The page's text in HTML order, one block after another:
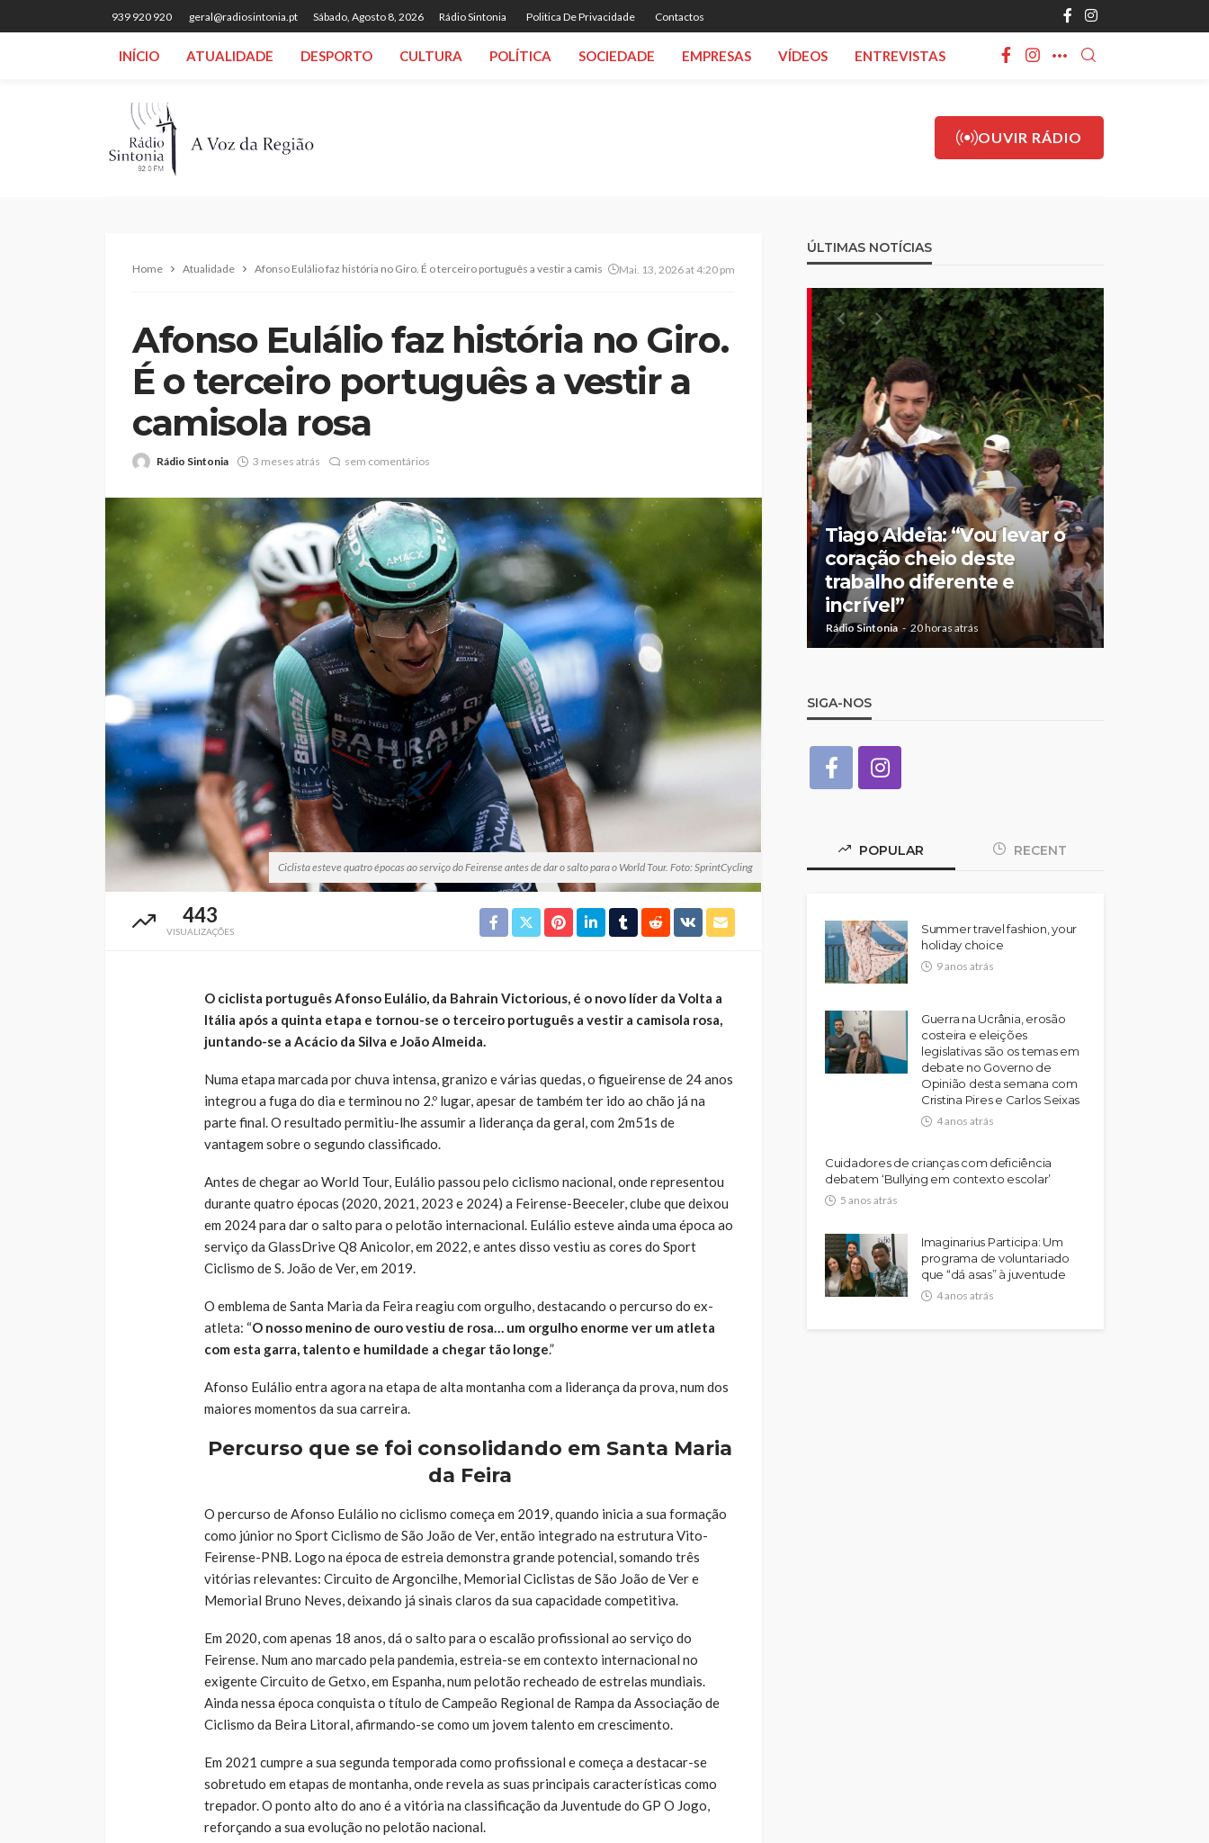
939 920 920 geral@radiosintonia.pt Sábado, Agosto 8, 2026 Rádio Sintonia Politica De Privacidade Contactos
INÍCIO ATUALIDADE DESPORTO CULTURA POLÍTICA SOCIEDADE EMPRESAS VÍDEOS ENTREVISTAS
OUVIR RÁDIO
Home Atualidade Afonso Eulálio faz história no Giro. É o terceiro português a vestir a camisola rosaMai. 13, 2026 at 4:20 pm
Afonso Eulálio faz história no Giro.
É o terceiro português a vestir a
camisola rosa
Rádio Sintonia 3 meses atrás sem comentários
Ciclista esteve quatro épocas ao serviço do Feirense antes de dar o salto para o World Tour. Foto: SprintCycling
443
VISUALIZAÇÕES
O ciclista português Afonso Eulálio, da Bahrain Victorious, é o novo líder da Volta a
Itália após a quinta etapa e tornou-se o terceiro português a vestir a camisola rosa,
juntando-se a Acácio da Silva e João Almeida.
Numa etapa marcada por chuva intensa, granizo e várias quedas, o figueirense de 24 anos
integrou a fuga do dia e terminou no 2.º lugar, apesar de também ter ido ao chão já na
parte final. O resultado permitiu-lhe assumir a liderança da geral, com 2m51s de
vantagem sobre o segundo classificado.
Antes de chegar ao World Tour, Eulálio passou pelo ciclismo nacional, onde representou
durante quatro épocas (2020, 2021, 2023 e 2024) a Feirense-Beeceler, clube que deixou
em 2024 para dar o salto para o pelotão internacional. Eulálio esteve ainda uma época ao
serviço da GlassDrive Q8 Anicolor, em 2022, e antes disso vestiu as cores do Sport
Ciclismo de S. João de Ver, em 2019.
O emblema de Santa Maria da Feira reagiu com orgulho, destacando o percurso do ex-
atleta: “O nosso menino de ouro vestiu de rosa… um orgulho enorme ver um atleta
com esta garra, talento e humildade a chegar tão longe.”
Afonso Eulálio entra agora na etapa de alta montanha com a liderança da prova, num dos
maiores momentos da sua carreira.
Percurso que se foi consolidando em Santa Maria
da Feira
O percurso deAfonso Eulálio no ciclismo começa em 2019, quando inicia a sua formação
como júnior no Sport Ciclismo de São João de Ver, então integrado na estrutura Vito-
Feirense-PNB. Logo na época de estreia demonstra grande potencial, somando três
vitórias relevantes: Circuito de Argoncilhe, Memorial Ciclistas de São João de Ver e
Memorial Bruno Neves, deixando já sinais claros da sua capacidade competitiva.
Em 2020, com apenas 18 anos, dá o salto para o escalão profissional ao serviço do
Feirense. Num ano marcado pela pandemia, estreia-se em contexto internacional no
exigente Circuito de Getxo, em Espanha, num pelotão recheado de estrelas mundiais.
Ainda nessa época conquista o título de Campeão Regional de Rampa da Associação de
Ciclismo da Beira Litoral, afirmando-se como um jovem talento em crescimento.
Em 2021 cumpre a sua segunda temporada como profissional e começa a destacar-se
sobretudo em etapas de montanha, onde revela as suas principais características como
trepador. O ponto alto do ano é a vitória na classificação da Juventude do GP O Jogo,
reforçando a sua evolução no pelotão nacional.
ÚLTIMAS NOTÍCIAS
Abner González foi o
melhor da Feirense-
Beeceler na primeira etapa
da Volta a Portugal
Rádio Sintonia 1 dia atrás
Custódia Gallego:
“Reconheci que esta
mulher talvez tenha sido
uma das primeiras
feministas”
Rádio Sintonia 20 horas atrás
Tiago Aldeia: “Vou levar o
coração cheio deste
trabalho diferente e
incrível”
Rádio Sintonia 20 horas atrás
SIGA-NOS
POPULAR RECENT
Summer travel fashion, your
holiday choice
9 anos atrás
Guerra na Ucrânia, erosão
costeira e eleições
legislativas são os temas em
debate no Governo de
Opinião desta semana com
Cristina Pires e Carlos Seixas
4 anos atrás
Cuidadores de crianças com deficiência
debatem ‘Bullying em contexto escolar’
5 anos atrás
Imaginarius Participa: Um
programa de voluntariado
que “dá asas” à juventude
4 anos atrás